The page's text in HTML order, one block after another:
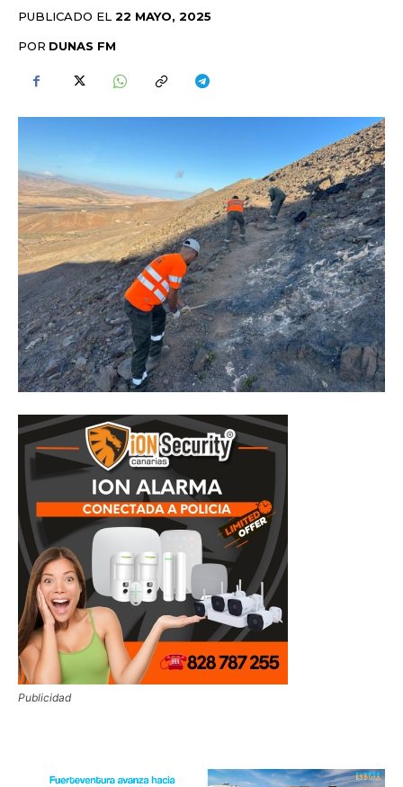
PUBLICADO EL 22 MAYO, 2025
POR DUNAS FM
Publicidad